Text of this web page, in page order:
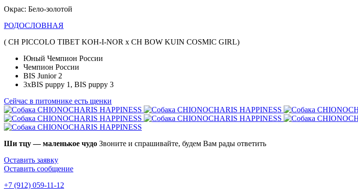
Окрас: Бело-золотой
РОДОСЛОВНАЯ
( CH PICCOLO TIBET KOH-I-NOR x CH BOW KUIN COSMIC GIRL)
Юный Чемпион России
Чемпион России
BIS Junior 2
3xBIS puppy 1, BIS puppy 3
Сейчас в питомнике есть щенки
Ши тцу — маленькое чудо Звоните и спрашивайте, будем Вам рады ответить
Оставить заявку
Оставить сообщение
+7 (912) 059-11-12